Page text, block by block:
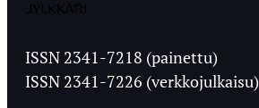
Ylioppilaslehti
ISSN 2341-7218 (painettu)
ISSN 2341-7226 (verkkojulkaisu)